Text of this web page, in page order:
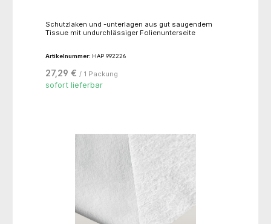
Schutzlaken und -unterlagen aus gut saugendem
Tissue mit undurchlässiger Folienunterseite
Artikelnummer: HAP 992226
27,29 € / 1 Packung
sofort lieferbar